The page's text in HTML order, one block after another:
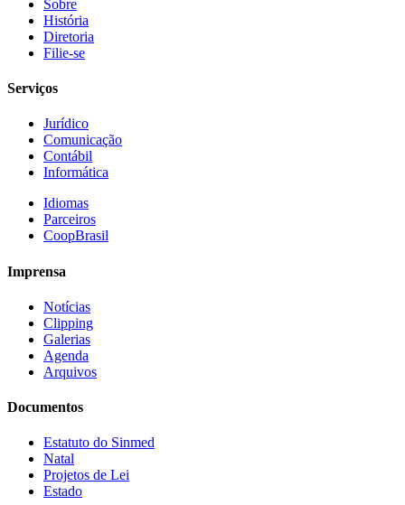
Sobre
História
Diretoria
Filie-se
Serviços
Jurídico
Comunicação
Contábil
Informática
Idiomas
Parceiros
CoopBrasil
Imprensa
Notícias
Clipping
Galerias
Agenda
Arquivos
Documentos
Estatuto do Sinmed
Natal
Projetos de Lei
Estado